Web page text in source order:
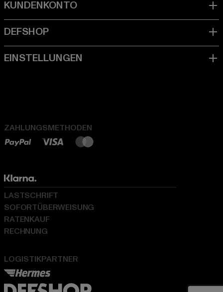
ZAHLUNGSMETHODEN
LOGISTIKPARTNER
LASTSCHRIFT
SOFORTÜBERWEISUNG
RATENKAUF
RECHNUNG